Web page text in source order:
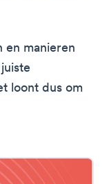
en manieren
loont dus om